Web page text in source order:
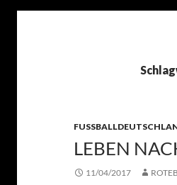
LEBEN
11/04/2017